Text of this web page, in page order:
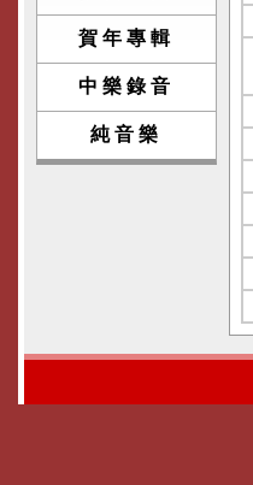
賀年專輯
中樂錄音
純音樂